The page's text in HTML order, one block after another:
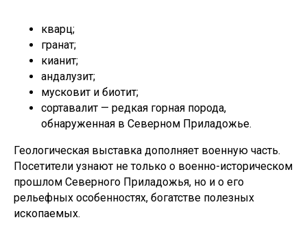
кварц;
гранат;
кианит;
андалузит;
мусковит и биотит;
сортавалит — редкая горная порода,
обнаруженная в Северном Приладожье.
Геологическая выставка дополняет военную часть.
Посетители узнают не только о военно-историческом
прошлом Северного Приладожья, но и о его
рельефных особенностях, богатстве полезных
ископаемых.